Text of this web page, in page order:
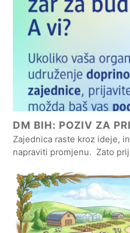
DM BIH: POZIV ZA
Zajednica raste kroz ideje,
napraviti promjenu. Zato